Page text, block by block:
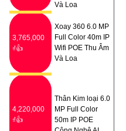
Và Loa
3,765,000
₫👍
Xoay 360 6.0 MP
Full Color 40m IP
Wifi POE Thu Âm
Và Loa
4,220,000
₫👍
Thân Kim loại 6.0
MP Full Color
50m IP POE